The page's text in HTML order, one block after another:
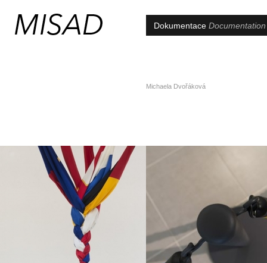
Dokumentace Documentation
Michaela Dvořáková